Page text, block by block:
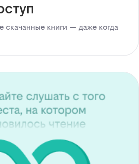
скачанные книги — даже когда